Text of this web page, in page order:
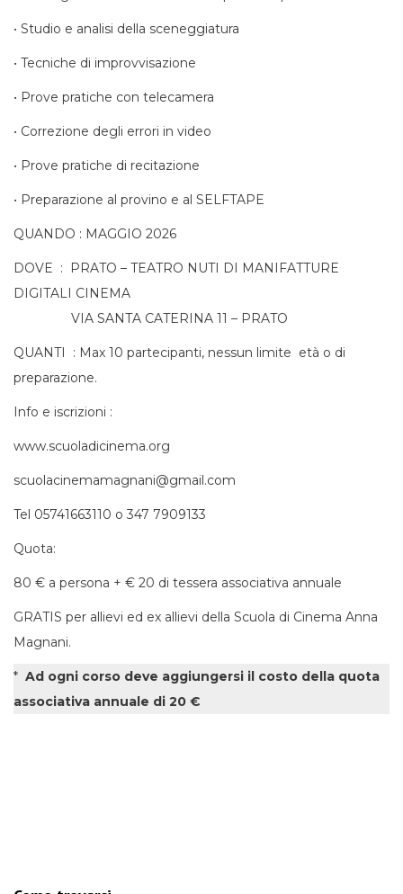
• Studio e analisi della sceneggiatura
• Tecniche di improvvisazione
• Prove pratiche con telecamera
• Correzione degli errori in video
• Prove pratiche di recitazione
• Preparazione al provino e al SELFTAPE
QUANDO : MAGGIO 2026
DOVE : PRATO – TEATRO NUTI DI MANIFATTURE
DIGITALI CINEMA
VIA SANTA CATERINA 11 – PRATO
QUANTI : Max 10 partecipanti, nessun limite età o di
preparazione.
Info e iscrizioni :
www.scuoladicinema.org
scuolacinemamagnani@gmail.com
Tel 05741663110 o 347 7909133
Quota:
80 € a persona + € 20 di tessera associativa annuale
GRATIS per allievi ed ex allievi della Scuola di Cinema Anna
Magnani.
* Ad ogni corso deve aggiungersi il costo della quota
associativa annuale di 20 €